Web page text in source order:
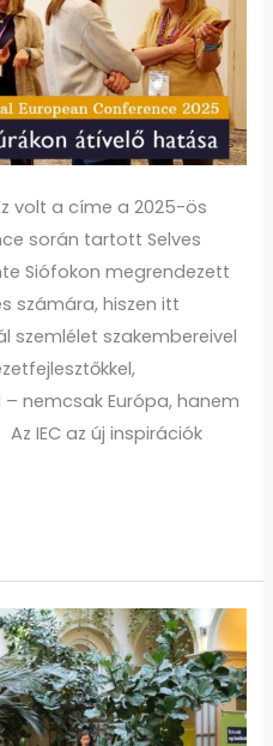
volt a címe a 2025-ös
során tartott Selves
Siófokon megrendezett
számára, hiszen itt
szemlélet szakembereivel
nemcsak Európa, hanem
IEC az új inspirációk